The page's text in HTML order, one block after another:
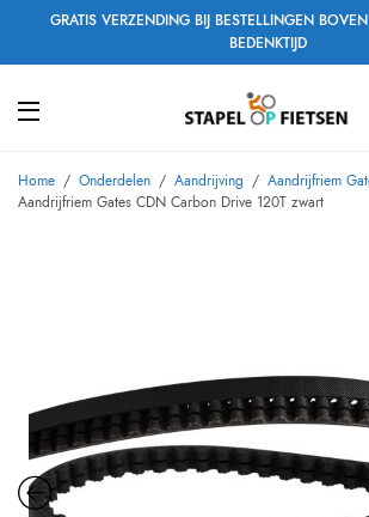
GRATIS VERZENDING BIJ BESTELLINGEN
BEDENKTIJD
Home / Onderdelen / Aandrijving / Aandrijfriem
Aandrijfriem Gates CDN Carbon Drive 120T zwart